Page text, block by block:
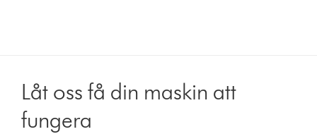
Låt oss få din maskin att
fungera